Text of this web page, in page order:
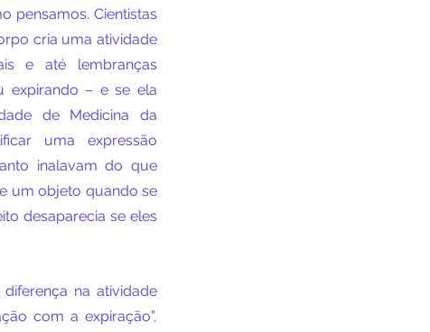
pensamos. Cientistas
cria uma atividade
e até lembranças
expirando – e se ela
de Medicina da
uma expressão
inalavam do que
um objeto quando se
desaparecia se eles
na atividade
com a expiração”,